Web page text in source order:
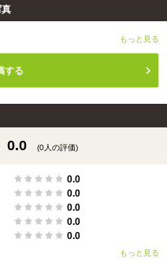
もっと見る
する
0.0 (0人の評価)
0.0
0.0
0.0
0.0
0.0
もっと見る